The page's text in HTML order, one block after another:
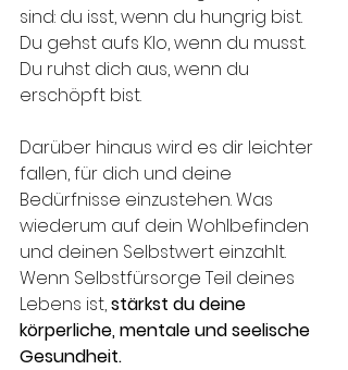
sind: du isst, wenn du hungrig bist.
Du gehst aufs Klo, wenn du musst.
Du ruhst dich aus, wenn du
erschöpft bist.
Darüber hinaus wird es dir leichter
fallen, für dich und deine
Bedürfnisse einzustehen. Was
wiederum auf dein Wohlbefinden
und deinen Selbstwert einzahlt.
Wenn Selbstfürsorge Teil deines
Lebens ist, stärkst du deine
körperliche, mentale und seelische
Gesundheit.